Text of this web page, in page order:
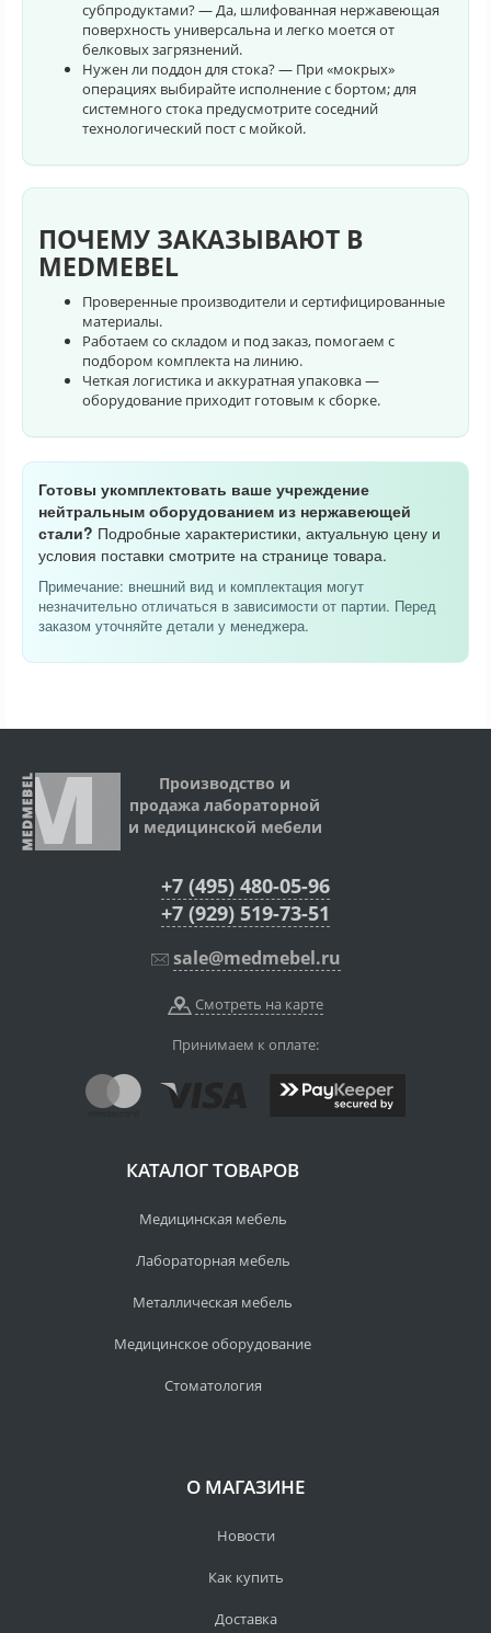
субпродуктами? — Да, шлифованная нержавеющая
поверхность универсальна и легко моется от
белковых загрязнений.
Нужен ли поддон для стока? — При «мокрых»
операциях выбирайте исполнение с бортом; для
системного стока предусмотрите соседний
технологический пост с мойкой.
ПОЧЕМУ ЗАКАЗЫВАЮТ В
MEDMEBEL
Проверенные производители и сертифицированные
материалы.
Работаем со складом и под заказ, помогаем с
подбором комплекта на линию.
Четкая логистика и аккуратная упаковка —
оборудование приходит готовым к сборке.
Готовы укомплектовать ваше учреждение
нейтральным оборудованием из нержавеющей
стали? Подробные характеристики, актуальную цену и
условия поставки смотрите на странице товара.
Примечание: внешний вид и комплектация могут
незначительно отличаться в зависимости от партии. Перед
заказом уточняйте детали у менеджера.
Производство и
продажа лабораторной
и медицинской мебели
+7 (495) 480-05-96
+7 (929) 519-73-51
sale@medmebel.ru
Смотреть на карте
Принимаем к оплате:
КАТАЛОГ ТОВАРОВ
Медицинская мебель
Лабораторная мебель
Металлическая мебель
Медицинское оборудование
Стоматология
О МАГАЗИНЕ
Новости
Как купить
Доставка